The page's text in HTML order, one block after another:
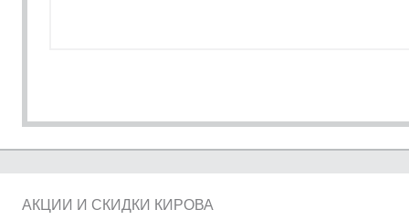
АКЦИИ И СКИДКИ КИРОВА